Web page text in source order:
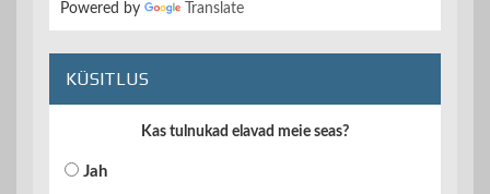
Powered by Translate
KÜSITLUS
Kas tulnukad elavad meie seas?
Jah